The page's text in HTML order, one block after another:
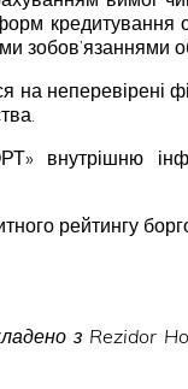
кредитування
зобов’язаннями
неперевірені
внутрішню
рейтингу
з Rezidor